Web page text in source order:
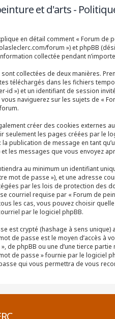
et d'arts -
en détail comment « Forum de
forum ») et phpBB
collectée pendant
collectées de deux manières.
téléchargés dans les fichiers
id ») et un identifiant de session
naviguerez sur les sujets de «
créer des cookies externes
seulement les pages créées par le
la publication de message en tant
les messages que vous envoyez
au minimum un identifiant
mot de passe »), et une adresse
par les lois de protection des
courriel requise par « Forum de
les cas, vous pouvez choisir
par le logiciel phpBB.
est crypté (hashage à sens
de passe est le moyen d’accès à
de phpBB ou une d’une tierce
mot de passe » fournie par le logiciel
qui vous permettra de vous